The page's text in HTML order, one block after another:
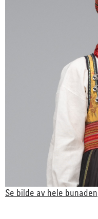
Se bilde av hele bunaden